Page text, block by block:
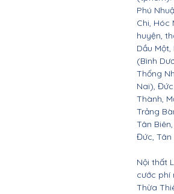
Phú
Chi, Hóc
huyện,
Dầu
(Bình
Thống
Nai),
Thành,
Trảng
Tân
Đức, Tân
Nội thất
cước phí
Thừa